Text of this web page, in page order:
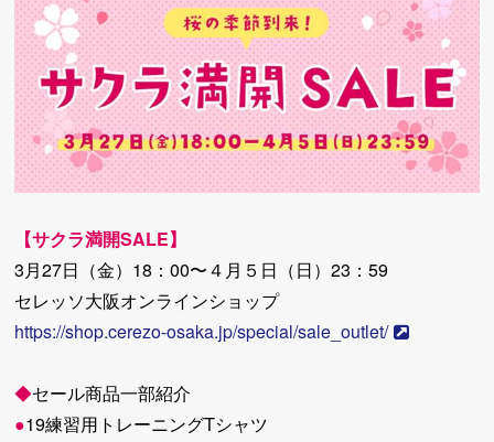
【サクラ満開SALE】
3月27日（金）18：00〜４月５日（日）23：59
セレッソ大阪オンラインショップ
https://shop.cerezo-osaka.jp/special/sale_outlet/
◆セール商品一部紹介
●19練習用トレーニングTシャツ